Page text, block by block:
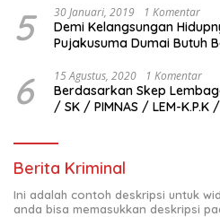
5 30 Januari, 2019 1 Komentar
Demi Kelangsungan
Pujakusuma Dumai Butuh
6 15 Agustus, 2020 1 Komentar
Berdasarkan Skep Lembaga K.P.K No :
/ SK / PIMNAS / LEM-K.P.K
Berita Kriminal
Ini adalah contoh deskripsi untuk
anda bisa memasukkan deskripsi